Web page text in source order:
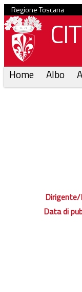
Regione Toscana
Home Albo
Dirigente/
Data di